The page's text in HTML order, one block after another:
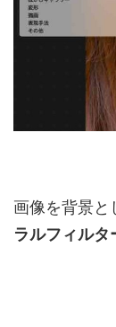
画像を背景と
ラルフィルタ